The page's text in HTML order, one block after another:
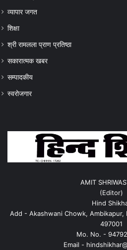
व्यापार जगत
शिक्षा
श्री रामलला प्राण प्रतिष्ठा
सकारात्मक खबर
सम्पादकीय
स्वरोजगार
AMIT
(Editor)
Hind
Add - Akashwani Chowk,
497001
Mo. No. -
Email -